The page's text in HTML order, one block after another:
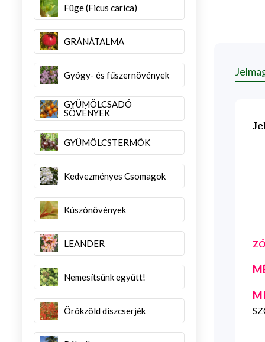
Füge (Ficus carica)
GRÁNÁTALMA
Gyógy- és fűszernövények
GYÜMÖLCSADÓ
SÖVÉNYEK
GYÜMÖLCSTERMŐK
Kedvezményes Csomagok
Kúszónövények
LEANDER
Nemesítsünk együtt!
Örökzöld díszcserjék